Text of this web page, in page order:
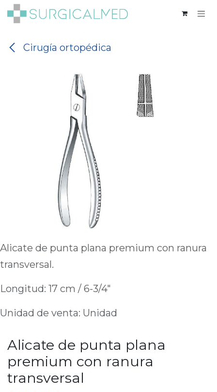
Ir al contenido
Cirugía ortopédica
Alicate de punta plana premium con ranura
transversal.
Longitud: 17 cm / 6-3/4"
Unidad de venta: Unidad
Alicate de punta plana
premium con ranura
transversal